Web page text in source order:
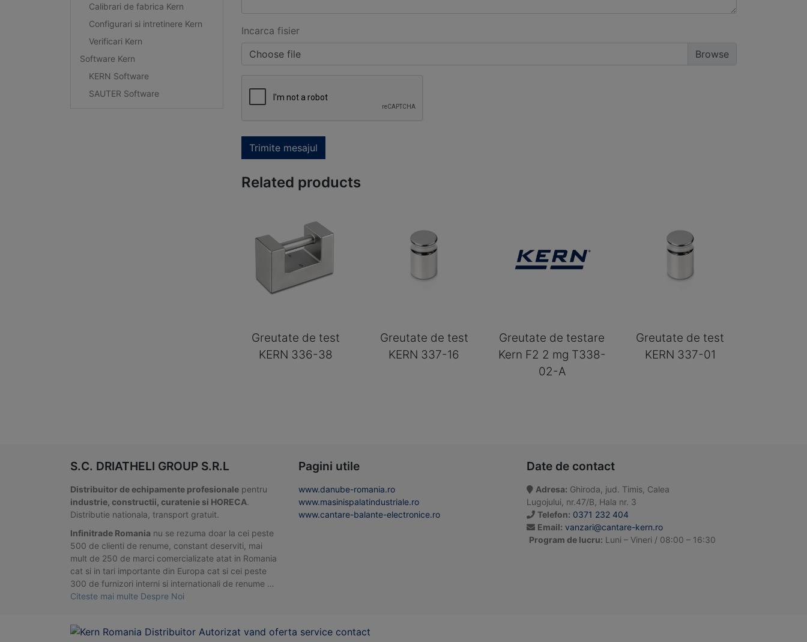
Calibrari de fabrica Kern
Configurari si intretinere Kern
Verificari Kern
Software Kern
KERN Software
SAUTER Software
Incarca fisier
Choose file
Trimite mesajul
Related products
Greutate de test
KERN 336-38
Greutate de test
KERN 337-16
Greutate de testare
Kern F2 2 mg T338-
02-A
Greutate de test
KERN 337-01
S.C. DRIATHELI GROUP S.R.L
Distribuitor de echipamente profesionale pentru
industrie, constructii, curatenie si HORECA.
Distributie nationala, transport gratuit.
Infinitrade Romania nu se rezuma doar la cei peste
500 de clienti de renume, constant deserviti, mai
mult de 250 de marci comercializate atat in Romania
cat si in tari importante din Europa cat si cei peste
300 de furnizori interni si internationali de renume …
Citeste mai multe Despre Noi
Pagini utile
www.danube-romania.ro
www.masinispalatindustriale.ro
www.cantare-balante-electronice.ro
Date de contact
Adresa: Ghiroda, jud. Timis, Calea
Lugojului, nr.47/B, Hala nr. 3
Telefon: 0371 232 404
Email: vanzari@cantare-kern.ro
Program de lucru: Luni – Vineri / 08:00 – 16:30